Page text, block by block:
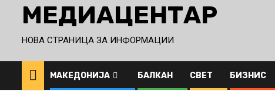
МЕДИАЦЕНТАР
НОВА СТРАНИЦА ЗА ИНФОРМАЦИИ
МАКЕДОНИЈА БАЛКАН СВЕТ БИЗНИС